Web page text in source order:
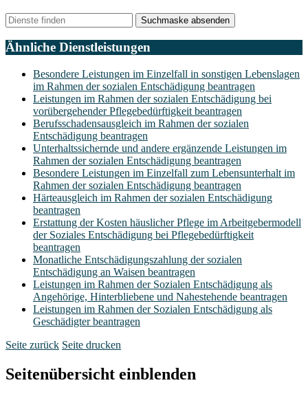
Suchmaske absenden
Ähnliche Dienstleistungen
Besondere Leistungen im Einzelfall in sonstigen Lebenslagen
im Rahmen der sozialen Entschädigung beantragen
Leistungen im Rahmen der sozialen Entschädigung bei
vorübergehender Pflegebedürftigkeit beantragen
Berufsschadensausgleich im Rahmen der sozialen
Entschädigung beantragen
Unterhaltssichernde und andere ergänzende Leistungen im
Rahmen der sozialen Entschädigung beantragen
Besondere Leistungen im Einzelfall zum Lebensunterhalt im
Rahmen der sozialen Entschädigung beantragen
Härteausgleich im Rahmen der sozialen Entschädigung
beantragen
Erstattung der Kosten häuslicher Pflege im Arbeitgebermodell
der Soziales Entschädigung bei Pflegebedürftigkeit
beantragen
Monatliche Entschädigungszahlung der sozialen
Entschädigung an Waisen beantragen
Leistungen im Rahmen der Sozialen Entschädigung als
Angehörige, Hinterbliebene und Nahestehende beantragen
Leistungen im Rahmen der Sozialen Entschädigung als
Geschädigter beantragen
Seite zurück Seite drucken
Seitenübersicht einblenden